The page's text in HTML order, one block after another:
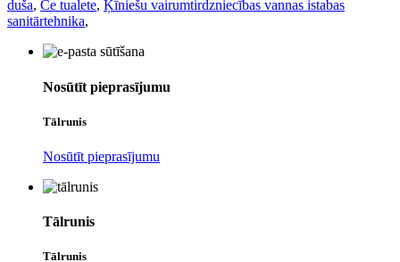
duša, Ce tualete, Ķīniešu vairumtirdzniecības vannas istabas
sanitārtehnika,
Nosūtīt pieprasījumu
Tālrunis
Nosūtīt pieprasījumu
Tālrunis
Tālrunis